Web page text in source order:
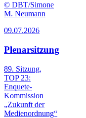
© DBT/Simone
M. Neumann
09.07.2026
Plenarsitzung
89. Sitzung,
TOP 23:
Enquete-
Kommission
„Zukunft der
Medien­ordnung“